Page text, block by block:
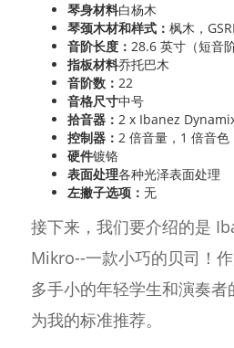
琴身材料白杨木
琴颈木材和样式： 枫木，
音阶长度： 28.6 英寸（短音阶
指板材料乔托巴木
音阶数： 22
音格尺寸中号
拾音器： 2 x Ibanez
控制器： 2 倍音量，1 倍音色
硬件镀铬
表面处理各种光泽表面处理
左撇子选项： 无
接下来，我们要介绍的是
Mikro--一款小巧的贝司！
多手小的年轻学生和演奏
为我的标准推荐。